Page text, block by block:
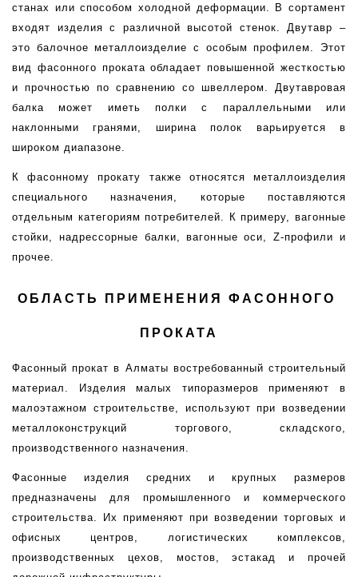
станах или способом холодной деформации. В сортамент
входят изделия с различной высотой стенок. Двутавр –
это балочное металлоизделие с особым профилем. Этот
вид фасонного проката обладает повышенной жесткостью
и прочностью по сравнению со швеллером. Двутавровая
балка может иметь полки с параллельными или
наклонными гранями, ширина полок варьируется в
широком диапазоне.
К фасонному прокату также относятся металлоизделия
специального назначения, которые поставляются
отдельным категориям потребителей. К примеру, вагонные
стойки, надрессорные балки, вагонные оси, Z-профили и
прочее.
ОБЛАСТЬ ПРИМЕНЕНИЯ ФАСОННОГО
ПРОКАТА
Фасонный прокат в Алматы востребованный строительный
материал. Изделия малых типоразмеров применяют в
малоэтажном строительстве, используют при возведении
металлоконструкций торгового, складского,
производственного назначения.
Фасонные изделия средних и крупных размеров
предназначены для промышленного и коммерческого
строительства. Их применяют при возведении торговых и
офисных центров, логистических комплексов,
производственных цехов, мостов, эстакад и прочей